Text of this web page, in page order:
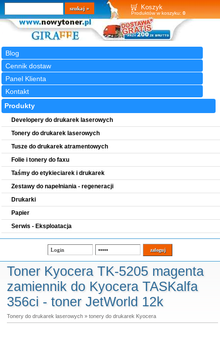
Koszyk
Produktów w koszyku: 0
Blog
Cennik dostaw
Panel Klienta
Kontakt
Wyszukiwarka
szukaj
Produkty
Developery do drukarek laserowych
Tonery do drukarek laserowych
Tusze do drukarek atramentowych
Folie i tonery do faxu
Taśmy do etykieciarek i drukarek
Zestawy do napełniania - regeneracji
Drukarki
Papier
Serwis - Eksploatacja
Toner Kyocera TK-5205 magenta
zamiennik do Kyocera TASKalfa
356ci - toner JetWorld 12k
Tonery do drukarek laserowych» tonery do drukarek Kyocera